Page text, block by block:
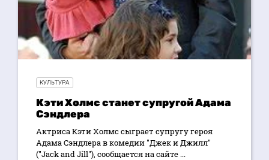
КУЛЬТУРА
Кэти Холмс станет супругой Адама
Сэндлера
Актриса Кэти Холмс сыграет супругу героя
Адама Сэндлера в комедии "Джек и Джилл"
("Jack and Jill"), сообщается на сайте ...